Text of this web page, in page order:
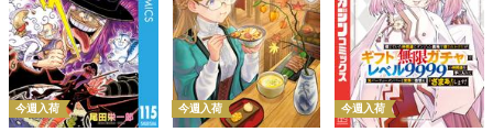
今週入荷 今週入荷 今週入荷